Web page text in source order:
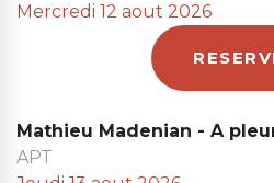
Mercredi 12 aout 2026
Mathieu Madenian - A
APT